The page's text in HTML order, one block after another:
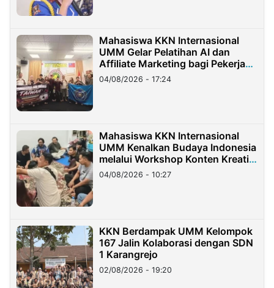
Mahasiswa KKN Internasional
UMM Gelar Pelatihan AI dan
Affiliate Marketing bagi Pekerja
Migran Indonesia di Taiwan
04/08/2026 - 17:24
Mahasiswa KKN Internasional
UMM Kenalkan Budaya Indonesia
melalui Workshop Konten Kreatif
di Taiwan
04/08/2026 - 10:27
KKN Berdampak UMM Kelompok
167 Jalin Kolaborasi dengan SDN
1 Karangrejo
02/08/2026 - 19:20